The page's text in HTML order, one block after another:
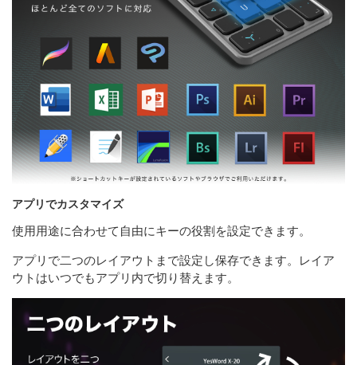
アプリでカスタマイズ
使用用途に合わせて自由にキーの役割を設定できます。
アプリで二つのレイアウトまで設定し保存できます。レイア
ウトはいつでもアプリ内で切り替えます。